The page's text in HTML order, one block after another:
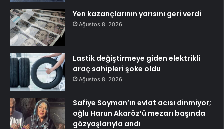
Yen kazançlarının yarısını geri verdi
Ağustos 8, 2026
Lastik değiştirmeye giden elektrikli
araç sahipleri şoke oldu
Ağustos 8, 2026
Safiye Soyman’ın evlat acısı dinmiyor;
oğlu Harun Akaröz’ü mezarı başında
gözyaşlarıyla andı